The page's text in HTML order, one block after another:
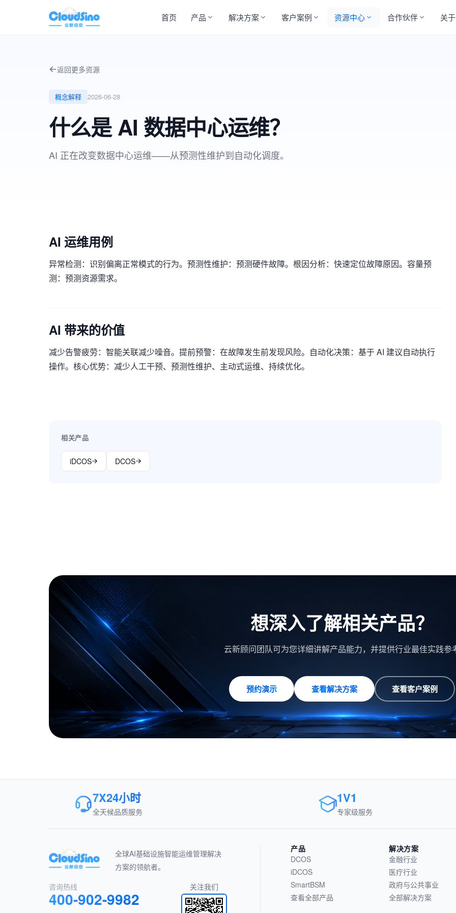
首页 产品 解决方案 客户案例 资源中心 合作伙伴 关
返回更多资源
概念解释 2026-06-28
什么是 AI 数据中心运维？
AI 正在改变数据中心运维——从预测性维护到自动化调度。
AI 运维用例
异常检测：识别偏离正常模式的行为。预测性维护：预测硬件故障。根因分析：快速定位故障原因。容量预
测：预测资源需求。
AI 带来的价值
减少告警疲劳：智能关联减少噪音。提前预警：在故障发生前发现风险。自动化决策：基于 AI 建议自动执行
操作。核心优势：减少人工干预、预测性维护、主动式运维、持续优化。
相关产品
iDCOS DCOS
想深入了解相关产品？
云新顾问团队可为您详细讲解产品能力，并提供行业最佳实践参
预约演示 查看解决方案 查看客户案例
7X24小时
全天候品质服务
1V1
专家级服务
全球AI基础设施智能运维管理解决
方案的领航者。
咨询热线
400-902-9982
关注我们
产品
DCOS
iDCOS
SmartBSM
查看全部产品
解决方案
金融行业
医疗行业
政府与公共事业
全部解决方案